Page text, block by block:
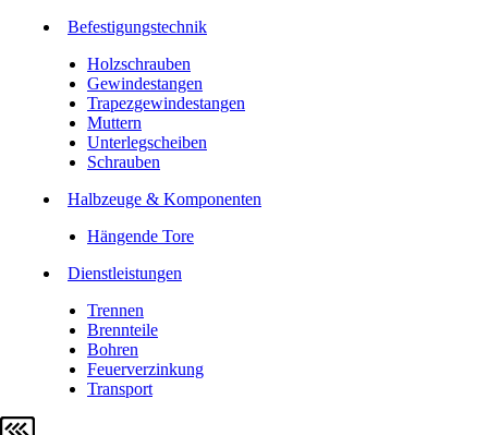
Befesti­gungstechnik
Holzschrauben
Gewindestangen
Trapezgewindestangen
Muttern
Unterlegscheiben
Schrauben
Halbzeuge & Komponenten
Hängende Tore
Dienstleistungen
Trennen
Brennteile
Bohren
Feuerverzinkung
Transport